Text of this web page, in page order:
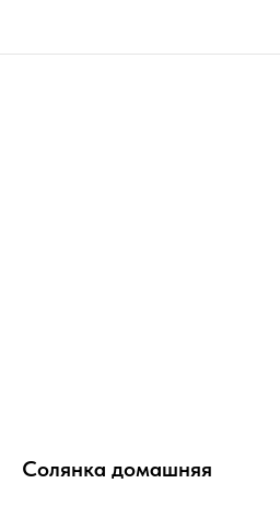
Солянка домашняя